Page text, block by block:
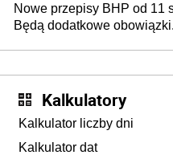
osoby neuroatypowe.
na rzecz Inkluzywności w
Nowe przepisy BHP od 11
Będą dodatkowe
Kalkulatory
Kalkulator liczby dni
Kalkulator dat